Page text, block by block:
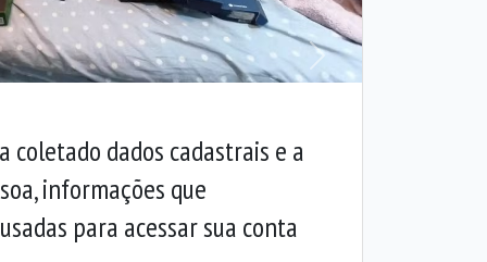
coletado dados cadastrais e a
informações que
para acessar sua conta
Próxima